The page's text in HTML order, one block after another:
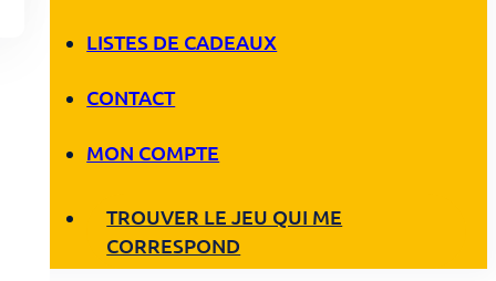
LISTES DE CADEAUX
CONTACT
MON COMPTE
TROUVER LE JEU QUI ME
CORRESPOND